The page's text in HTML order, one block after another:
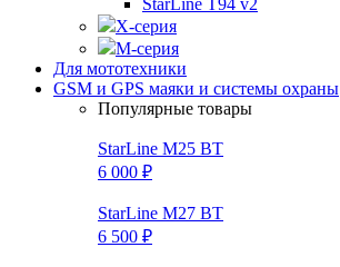
StarLine T94 v2
X-серия
M-серия
Для мототехники
GSM и GPS маяки и системы охраны
Популярные товары
StarLine M25 BT
6 000 ₽
StarLine M27 BT
6 500 ₽